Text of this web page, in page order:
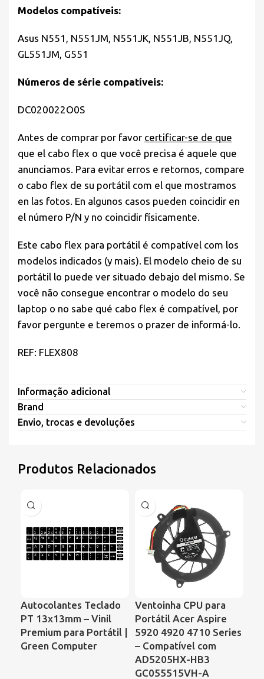
Modelos compatíveis:
Asus N551, N551JM, N551JK, N551JB, N551JQ,
GL551JM, G551
Números de série compatíveis:
DC020022O0S
Antes de comprar por favor certificar-se de que
que el cabo flex o que você precisa é aquele que
anunciamos. Para evitar erros e retornos, compare
o cabo flex de su portátil com el que mostramos
en las fotos. En algunos casos pueden coincidir en
el número P/N y no coincidir físicamente.
Este cabo flex para portátil é compatível com los
modelos indicados (y mais). El modelo cheio de su
portátil lo puede ver situado debajo del mismo. Se
você não consegue encontrar o modelo do seu
laptop o no sabe qué cabo flex é compatível, por
favor pergunte e teremos o prazer de informá-lo.
REF: FLEX808
Informação adicional
Brand
Envio, trocas e devoluções
Produtos Relacionados
Autocolantes Teclado
PT 13x13mm – Vinil
Premium para Portátil |
Green Computer
Ventoinha CPU para
Portátil Acer Aspire
5920 4920 4710 Series
– Compatível com
AD5205HX-HB3
GC055515VH-A